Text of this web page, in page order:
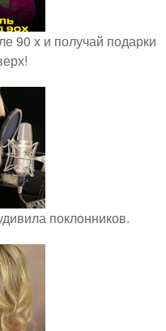
90 х и получай подарки
поклонников.